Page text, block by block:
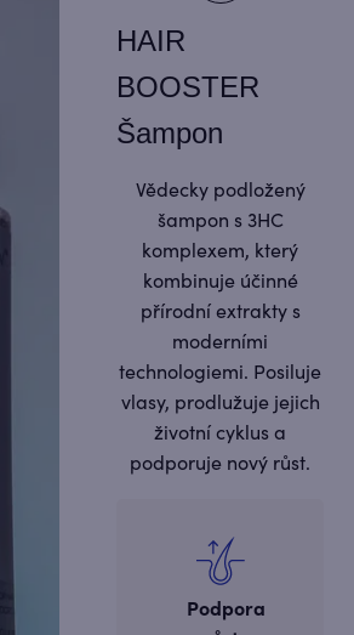
HAIR
BOOSTER
Šampon
Podpora
Vědecky podložený
šampon s 3HC
komplexem, který
kombinuje účinné
přírodní extrakty s
moderními
technologiemi. Posiluje
vlasy, prodlužuje jejich
životní cyklus a
podporuje nový růst.